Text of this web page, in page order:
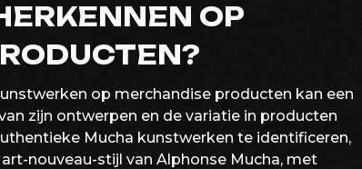
OP
op merchandise producten kan een
zijn ontwerpen en de variatie in producten
Mucha kunstwerken te identificeren,
nouveau-stijl van Alphonse Mucha, met